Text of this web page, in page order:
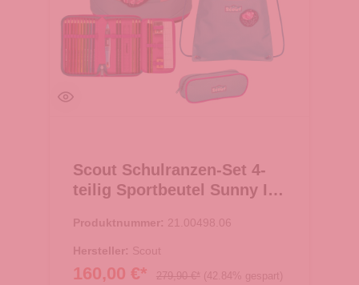
Scout Schulranzen-Set 4-
teilig Sportbeutel Sunny II
Produktnummer: 21.00498.06
Hersteller: Scout
160,00 €* 279,90 €* (42.84% gespart)